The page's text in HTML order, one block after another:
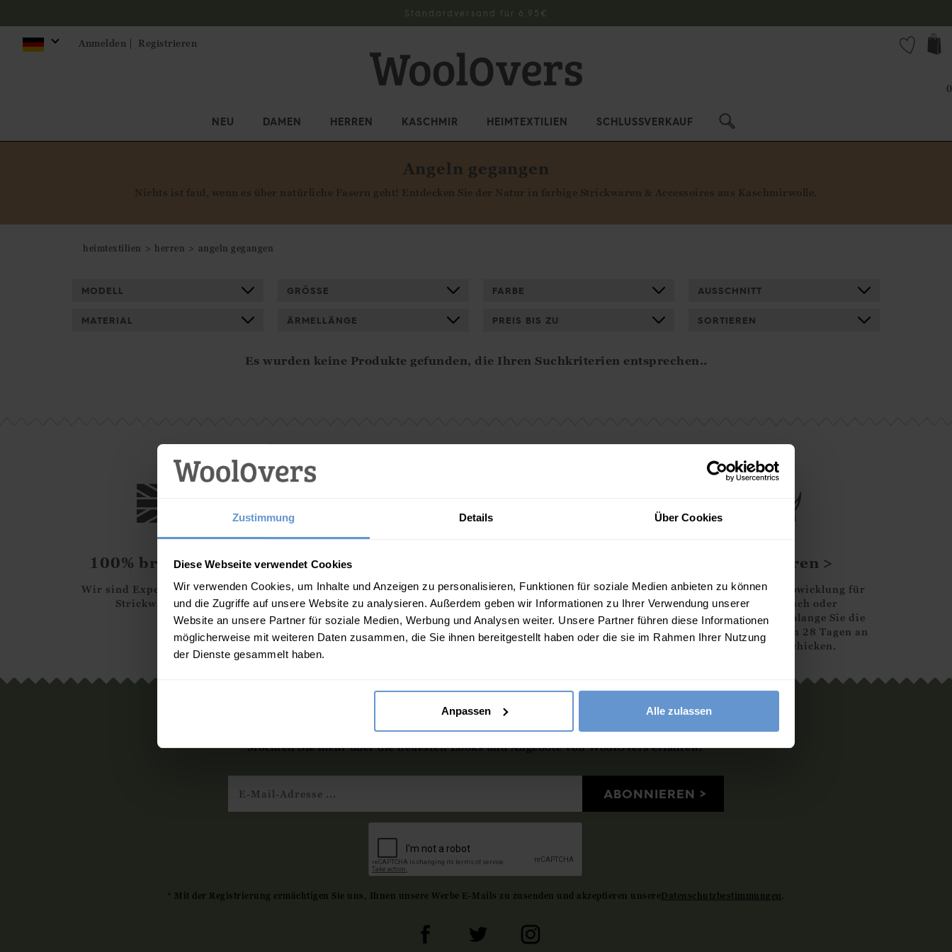
Zustimmung Details Über Cookies
Diese Webseite verwendet Cookies
Wir verwenden Cookies, um Inhalte und Anzeigen zu personalisieren, Funktionen für soziale Medien anbieten zu können
und die Zugriffe auf unsere Website zu analysieren. Außerdem geben wir Informationen zu Ihrer Verwendung unserer
Website an unsere Partner für soziale Medien, Werbung und Analysen weiter. Unsere Partner führen diese Informationen
möglicherweise mit weiteren Daten zusammen, die Sie ihnen bereitgestellt haben oder die sie im Rahmen Ihrer Nutzung
der Dienste gesammelt haben.
Anpassen Alle zulassen
Möchten Sie mehr über die neuesten Looks und Angebote von WoolOvers erfahren?
Anmelden | Registrieren
0
NEU DAMEN HERREN KASCHMIR HEIMTEXTILIEN SCHLUSSVERKAUF
Angeln gegangen
Nichts ist faul, wenn es über natürliche Fasern geht! Entdecken Sie der Natur in farbige Strickwaren & Accessoires aus Kaschmirwolle.
heimtextilien herren angeln gegangen
MODELL GRÖSSE FARBE AUSSCHNITT
MATERIAL ÄRMELLÄNGE PREIS BIS ZU SORTIEREN
Es wurden keine Produkte gefunden, die Ihren Suchkriterien entsprechen..
100% britischer Stil
Wir sind Experten für natürliche
Strickware seit 1989
6.95€ für Standardversand
Retouren
Unkomplizierte Abwicklung für
einen Umtausch oder
Rückerstattung, solange Sie die
Ware innerhalb von 28 Tagen an
uns zurückschicken.
Melden Sie sich für unseren Newsletter an
Möchten Sie mehr über die neuesten Looks und Angebote von WoolOvers erfahren?
ABONNIEREN
* Mit der Registrierung ermächtigen Sie uns, Ihnen unsere Werbe E-Mails zu zusenden und akzeptieren unsereDatenschutzbestimmungen .